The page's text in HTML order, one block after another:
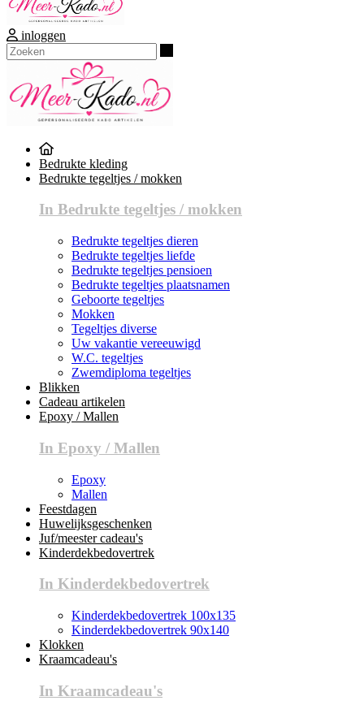
inloggen
Bedrukte kleding
Bedrukte tegeltjes / mokken
In Bedrukte tegeltjes / mokken
Bedrukte tegeltjes dieren
Bedrukte tegeltjes liefde
Bedrukte tegeltjes pensioen
Bedrukte tegeltjes plaatsnamen
Geboorte tegeltjes
Mokken
Tegeltjes diverse
Uw vakantie vereeuwigd
W.C. tegeltjes
Zwemdiploma tegeltjes
Blikken
Cadeau artikelen
Epoxy / Mallen
In Epoxy / Mallen
Epoxy
Mallen
Feestdagen
Huwelijksgeschenken
Juf/meester cadeau's
Kinderdekbedovertrek
In Kinderdekbedovertrek
Kinderdekbedovertrek 100x135
Kinderdekbedovertrek 90x140
Klokken
Kraamcadeau's
In Kraamcadeau's